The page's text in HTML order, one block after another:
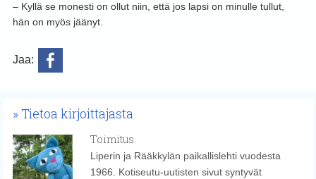
– Kyllä se monesti on ollut niin, että jos lapsi on minulle tullut,
hän on myös jäänyt.
Jaa:
Tietoa kirjoittajasta
Toimitus
Liperin ja Rääkkylän paikallislehti vuodesta
1966. Kotiseutu-uutisten sivut syntyvät